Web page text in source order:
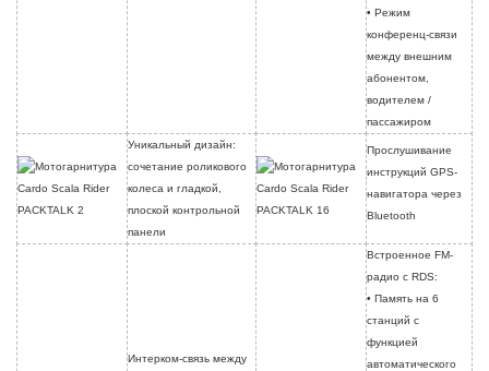
• Режим
конференц-связи
между внешним
абонентом,
водителем /
пассажиром
Уникальный дизайн:
сочетание роликового
колеса и гладкой,
плоской контрольной
панели
Прослушивание
инструкций GPS-
навигатора через
Bluetooth
Интерком-связь между
Встроенное FM-
радио с RDS:
• Память на 6
станций с
функцией
автоматического